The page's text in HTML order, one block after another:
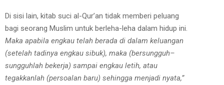
Di sisi lain, kitab suci al-Qur’an tidak memberi peluang
bagi seorang Muslim untuk berleha-leha dalam hidup ini.
Maka apabila engkau telah berada di dalam keluangan
(setelah tadinya engkau sibuk), maka (bersungguh–
sungguhlah bekerja) sampai engkau letih, atau
tegakkanlah (persoalan baru) sehingga menjadi nyata,”